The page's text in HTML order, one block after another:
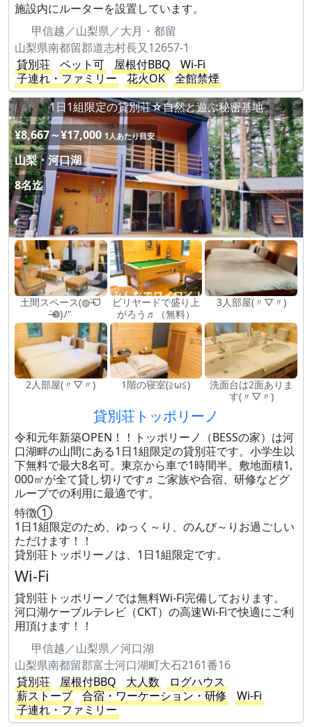
施設内にルーターを設置しています。
甲信越／山梨県／大月・都留
山梨県南都留郡道志村長又12657-1
貸別荘
ペット可 屋根付BBQ
Wi-Fi
子連れ・ファミリー
花火OK
全館禁煙
1日1組限定の貸別荘☆自然と遊ぶ秘密基地
¥8,667～¥17,000 1人あたり目安
山梨・河口湖
8名迄
土間スペース(◍˃̶ᗜ
˂̶◍)ﾉ"
ビリヤードで盛り上
がろう♬（無料）
3人部屋(〃▽〃)
2人部屋(〃▽〃) 1階の寝室(≧ω≦)
洗面台は2面ありま
す(〃▽〃)
貸別荘トッポリーノ
令和元年新築OPEN！！トッポリーノ（BESSの家）は河
口湖畔の山間にある1日1組限定の貸別荘です。小学生以
下無料で最大8名可。東京から車で1時間半。敷地面積1,
000㎡が全て貸し切りです♬ご家族や合宿、研修などグ
ループでの利用に最適です。
特徴①
1日1組限定のため、ゆっく～り、のんび～りお過ごしい
ただけます！！
貸別荘トッポリーノは、1日1組限定です。
Wi-Fi
貸別荘トッポリーノでは無料Wi-Fi完備しております。
河口湖ケーブルテレビ（CKT）の高速Wi-Fiで快適にご利
用頂けます！！
甲信越／山梨県／河口湖
山梨県南都留郡富士河口湖町大石2161番16
貸別荘
屋根付BBQ 大人数
ログハウス
薪ストーブ
合宿・ワーケーション・研修
Wi-Fi
子連れ・ファミリー